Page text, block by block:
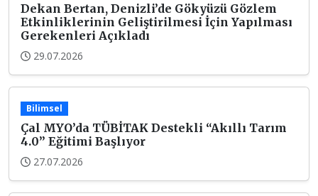
Dekan Bertan, Denizli’de Gökyüzü Gözlem
Etkinliklerinin Geliştirilmesi İçin Yapılması
Gerekenleri Açıkladı
29.07.2026
Bilimsel
Çal MYO’da TÜBİTAK Destekli “Akıllı Tarım
4.0” Eğitimi Başlıyor
27.07.2026